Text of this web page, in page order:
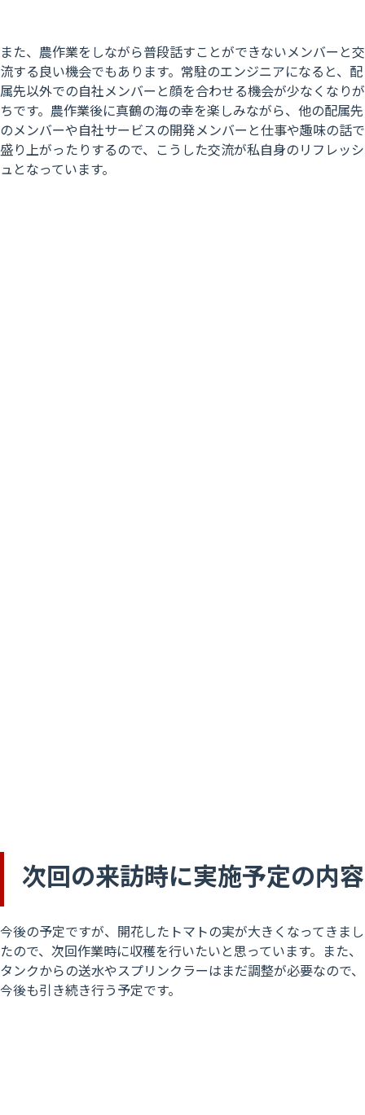
また、農作業をしながら普段話すことができないメンバーと交
流する良い機会でもあります。常駐のエンジニアになると、配
属先以外での自社メンバーと顔を合わせる機会が少なくなりが
ちです。農作業後に真鶴の海の幸を楽しみながら、他の配属先
のメンバーや自社サービスの開発メンバーと仕事や趣味の話で
盛り上がったりするので、こうした交流が私自身のリフレッシ
ュとなっています。
次回の来訪時に実施予定の内容
今後の予定ですが、開花したトマトの実が大きくなってきまし
たので、次回作業時に収穫を行いたいと思っています。また、
タンクからの送水やスプリンクラーはまだ調整が必要なので、
今後も引き続き行う予定です。